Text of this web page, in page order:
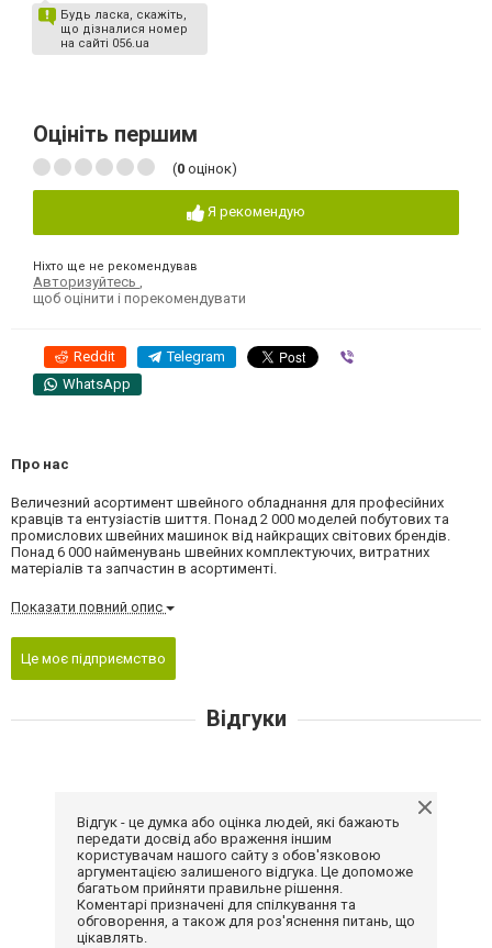
Будь ласка, скажіть,
що дізналися номер
на сайті 056.ua
Оцініть першим
(0 оцінок)
Я рекомендую
Ніхто ще не рекомендував
Авторизуйтесь
щоб оцінити і порекомендувати
Reddit Telegram
WhatsApp
Про нас
Величезний асортимент швейного обладнання для професійних
кравців та ентузіастів шиття. Понад 2 000 моделей побутових та
промислових швейних машинок від найкращих світових брендів.
Понад 6 000 найменувань швейних комплектуючих, витратних
матеріалів та запчастин в асортименті.
Показати повний опис
Це моє підприємство
Відгуки
Відгук - це думка або оцінка людей, які бажають
передати досвід або враження іншим
користувачам нашого сайту з обов'язковою
аргументацією залишеного відгука. Це допоможе
багатьом прийняти правильне рішення.
Коментарі призначені для спілкування та
обговорення, а також для роз'яснення питань, що
цікавлять.